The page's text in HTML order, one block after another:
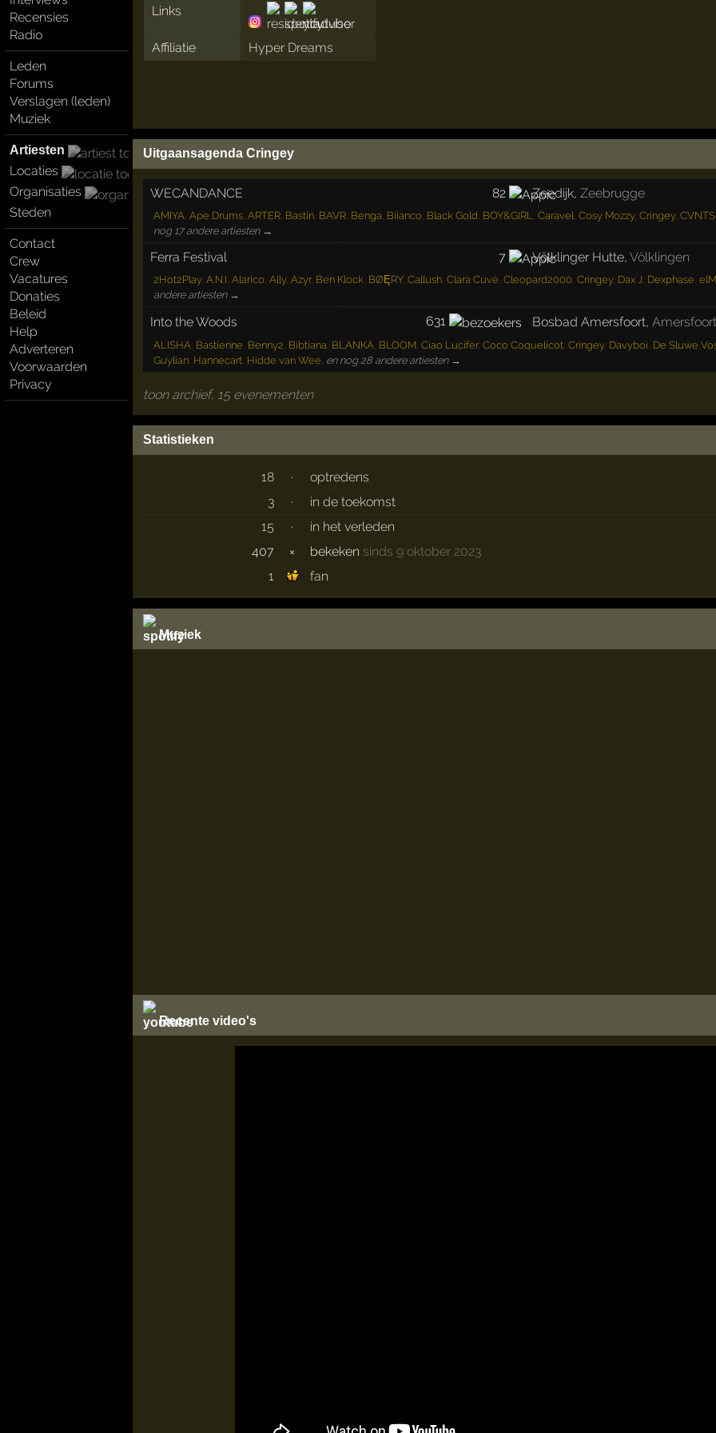
Recensies
Radio
Leden
Forums
Verslagen (leden)
Muziek
Artiesten
Locaties
Organisaties
Steden
Contact
Crew
Vacatures
Donaties
Beleid
Help
Adverteren
Voorwaarden
Privacy
Links
Affiliatie Hyper Dreams
Uitgaansagenda Cringey
WECANDANCE 82 Zeedijk,Zeebrugge
AMIYA, Ape Drums, ARTER, Bastin, BAVR, Benga, Biianco, Black Gold, BOY&GIRL, Caravel, Cosy Mozzy, Cringey, CVNTS,
nog 17 andere artiesten →
Ferra Festival 7 Völklinger Hutte,Völklingen
2Hot2Play, A.N.I, Alarico, Ally, Azyr, Ben Klock, BØĘRY, Callush, Clara Cuvé, Cleopard2000, Cringey, Dax J, Dexphase,
andere artiesten →
Into the Woods 631 Bosbad Amersfoort,Amersfoort
ALISHA, Bastienne, Benny2, Bibtiana, BLANKA, BLOOM, Ciao Lucifer, Coco Coquelicot, Cringey, Davyboi, De Sluwe
Guylian, Hannecart, Hidde van Wee, en nog 28 andere artiesten →
toon archief, 15 evenementen
Statistieken
18 ·
optredens
3
·
in de toekomst
15
·
in het verleden
407
× bekeken sinds 9 oktober 2023
1
fan
Muziek
Recente video's